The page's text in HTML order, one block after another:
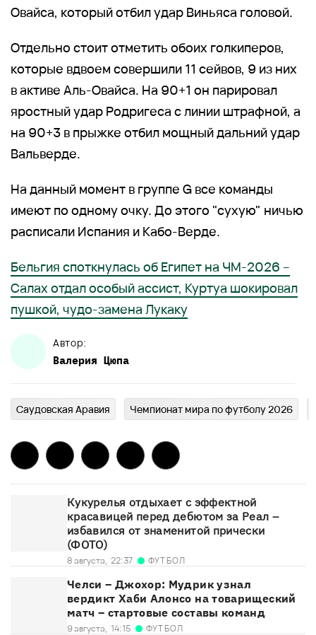
Овайса, который отбил удар Виньяса головой.
Отдельно стоит отметить обоих голкиперов,
которые вдвоем совершили 11 сейвов, 9 из них
в активе Аль-Овайса. На 90+1 он парировал
яростный удар Родригеса с линии штрафной, а
на 90+3 в прыжке отбил мощный дальний удар
Вальверде.
На данный момент в группе G все команды
имеют по одному очку. До этого "сухую" ничью
расписали Испания и Кабо-Верде.
Бельгия споткнулась об Египет на ЧМ-2026 –
Салах отдал особый ассист, Куртуа шокировал
пушкой, чудо-замена Лукаку
Автор:
Валерия Цюпа
Саудовская Аравия Чемпионат мира по футболу 2026
Кукурелья отдыхает с эффектной
красавицей перед дебютом за Реал –
избавился от знаменитой прически
(ФОТО)
8 августа, 22:37 ФУТБОЛ
Челси – Джохор: Мудрик узнал
вердикт Хаби Алонсо на товарищеский
матч – стартовые составы команд
9 августа, 14:15 ФУТБОЛ